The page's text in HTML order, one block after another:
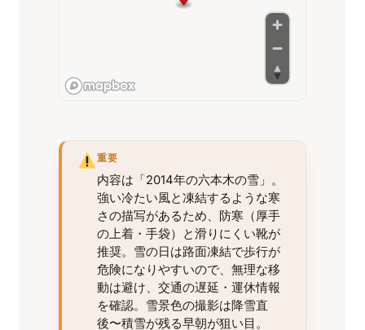
重要
内容は「2014年の六本木の雪」。
強い冷たい風と凍結するような寒
さの描写があるため、防寒（厚手
の上着・手袋）と滑りにくい靴が
推奨。雪の日は路面凍結で歩行が
危険になりやすいので、無理な移
動は避け、交通の遅延・運休情報
を確認。雪景色の撮影は降雪直
後〜積雪が残る早朝が狙い目。